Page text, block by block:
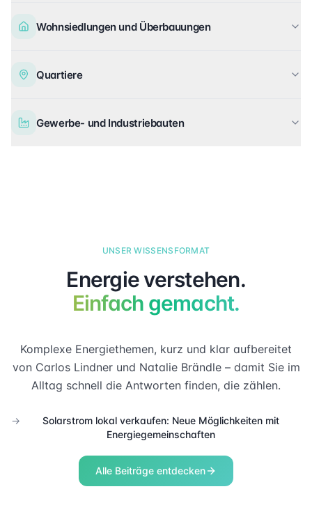
Wohnsiedlungen und Überbauungen
Quartiere
Gewerbe- und Industriebauten
UNSER WISSENSFORMAT
Energie verstehen.
Einfach gemacht.
Komplexe Energiethemen, kurz und klar aufbereitet
von Carlos Lindner und Natalie Brändle – damit Sie im
Alltag schnell die Antworten finden, die zählen.
→
Solarstrom lokal verkaufen: Neue Möglichkeiten mit
Energiegemeinschaften
Alle Beiträge entdecken